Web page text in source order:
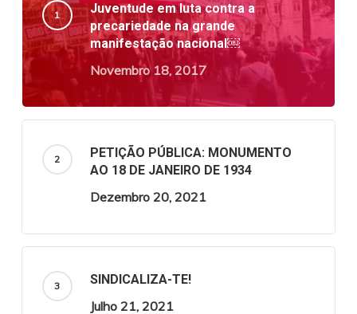
Juventude em luta contra a
precariedade na grande
manifestação nacional￼
Novembro 18, 2017
PETIÇÃO PÚBLICA: MONUMENTO
AO 18 DE JANEIRO DE 1934
Dezembro 20, 2021
SINDICALIZA-TE!
Julho 21, 2021